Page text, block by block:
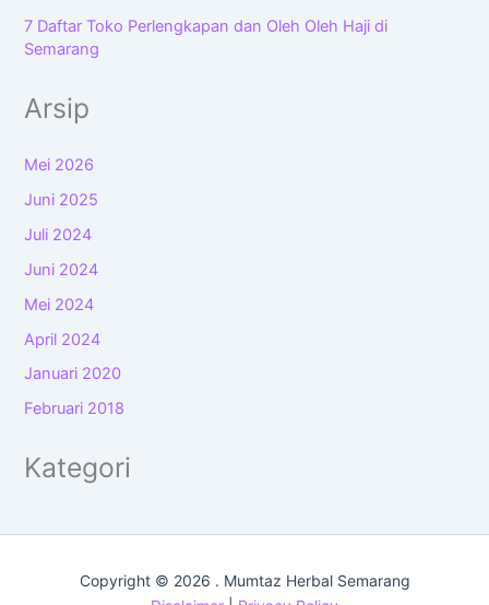
7 Daftar Toko Perlengkapan dan Oleh Oleh Haji di
Semarang
Arsip
Mei 2026
Juni 2025
Juli 2024
Juni 2024
Mei 2024
April 2024
Januari 2020
Februari 2018
Kategori
Copyright © 2026 . Mumtaz Herbal Semarang